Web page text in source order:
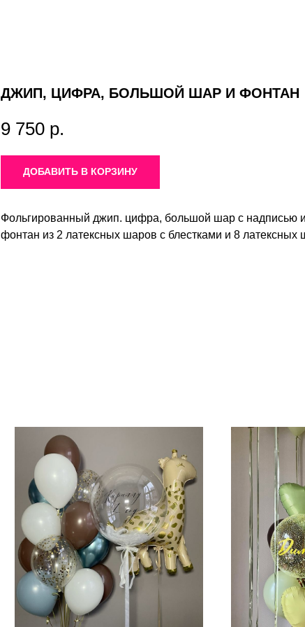
ДЖИП, ЦИФРА, БОЛЬШОЙ ШАР И ФОНТАН
9 750 р.
ДОБАВИТЬ В КОРЗИНУ
Фольгированный джип. цифра, большой шар с надписью
фонтан из 2 латексных шаров с блестками и 8 латексных